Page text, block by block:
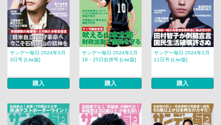
サンデー毎日 2024年3月
3日号 [Lite版]
購入
サンデー毎日 2024年2月
18・25日合併号 [Lite版]
購入
サンデー毎日 2024年2月
11日号 [Lite版]
購入